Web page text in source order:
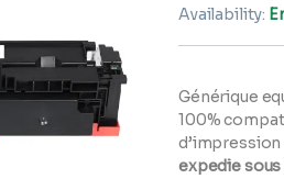
Availability:
Générique
100%
expedie sous